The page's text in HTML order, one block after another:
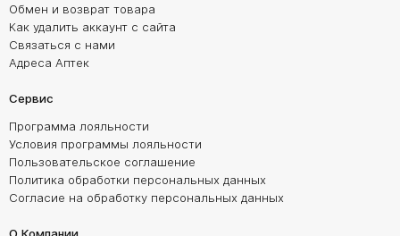
Обмен и возврат товара
Как удалить аккаунт с сайта
Связаться с нами
Адреса Аптек
Сервис
Программа лояльности
Условия программы лояльности
Пользовательское соглашение
Политика обработки персональных данных
Согласие на обработку персональных данных